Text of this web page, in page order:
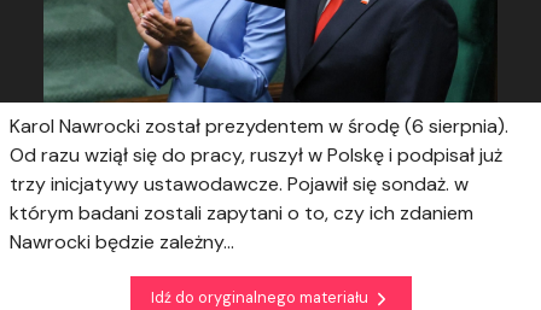
Karol Nawrocki został prezydentem w środę (6 sierpnia).
Od razu wziął się do pracy, ruszył w Polskę i podpisał już
trzy inicjatywy ustawodawcze. Pojawił się sondaż. w
którym badani zostali zapytani o to, czy ich zdaniem
Nawrocki będzie zależny...
Idź do oryginalnego materiału